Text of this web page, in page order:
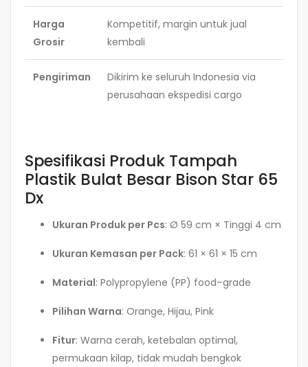
Harga
Grosir
Kompetitif, margin untuk jual
kembali
Pengiriman
Dikirim ke seluruh Indonesia via
perusahaan ekspedisi cargo
Spesifikasi Produk Tampah
Plastik Bulat Besar Bison Star 65
Dx
Ukuran Produk per Pcs: Ø 59 cm × Tinggi 4 cm
Ukuran Kemasan per Pack: 61 × 61 × 15 cm
Material: Polypropylene (PP) food–grade
Pilihan Warna: Orange, Hijau, Pink
Fitur: Warna cerah, ketebalan optimal,
permukaan kilap, tidak mudah bengkok